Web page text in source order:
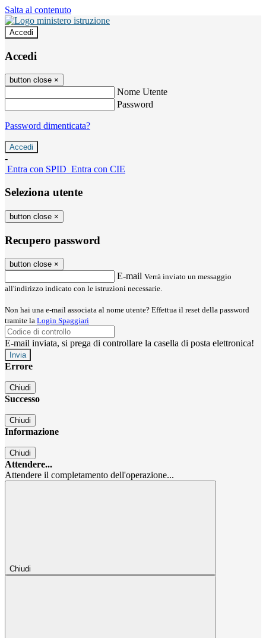
Salta al contenuto
Accedi
Accedi
button close ×
Nome Utente
Password
Password dimenticata?
-
Entra con SPID Entra con CIE
Seleziona utente
button close ×
Recupero password
button close ×
E-mail Verrà inviato un messaggio
all'indirizzo indicato con le istruzioni necessarie.
Non hai una e-mail associata al nome utente? Effettua il reset della password
tramite la Login Spaggiari
E-mail inviata, si prega di controllare la casella di posta elettronica!
Errore
Chiudi
Successo
Chiudi
Informazione
Chiudi
Attendere...
Attendere il completamento dell'operazione...
Chiudi